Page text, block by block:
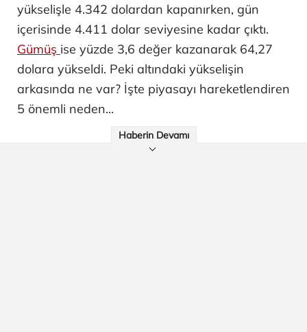
yükselişle 4.342 dolardan kapanırken, gün
içerisinde 4.411 dolar seviyesine kadar çıktı.
Gümüş ise yüzde 3,6 değer kazanarak 64,27
dolara yükseldi. Peki altındaki yükselişin
arkasında ne var? İşte piyasayı hareketlendiren
5 önemli neden...
Haberin Devamı